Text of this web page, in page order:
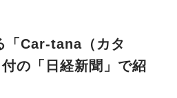
「Car-tana（カタ
の「日経新聞」で紹